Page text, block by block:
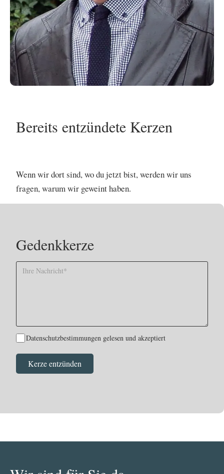
Gedenkkerze
Datenschutzbestimmungen gelesen und akzeptiert
Bereits entzündete Kerzen
Wenn wir dort sind, wo du jetzt bist, werden wir uns
fragen, warum wir geweint haben.